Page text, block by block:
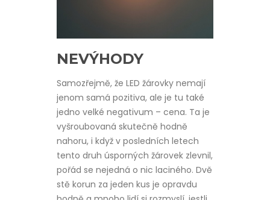
NEVÝHODY
Samozřejmě, že LED žárovky nemají
jenom samá pozitiva, ale je tu také
jedno velké negativum – cena. Ta je
vyšroubovaná skutečně hodně
nahoru, i když v posledních letech
tento druh úsporných žárovek zlevnil,
pořád se nejedná o nic laciného. Dvě
stě korun za jeden kus je opravdu